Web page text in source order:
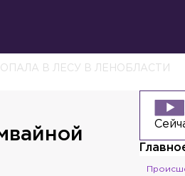
В ЛЕСУ В ЛЕНОБЛАСТИ